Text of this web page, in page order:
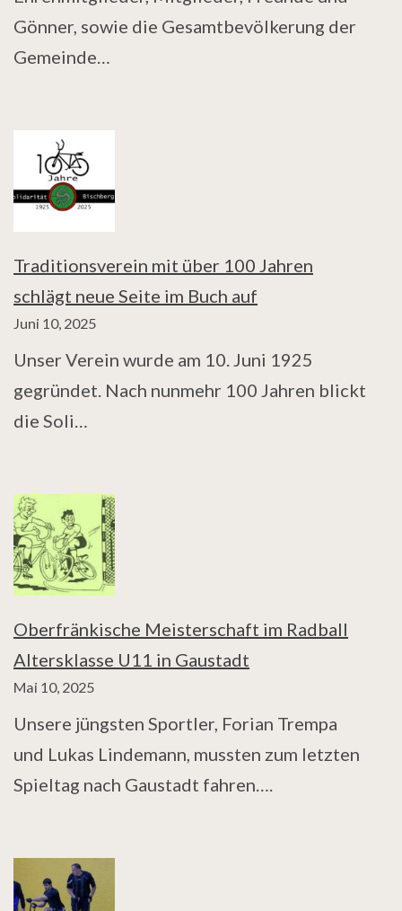
Gönner, sowie die Gesamtbevölkerung der
Gemeinde…
Traditionsverein mit über 100 Jahren
schlägt neue Seite im Buch auf
Juni 10, 2025
Unser Verein wurde am 10. Juni 1925
gegründet. Nach nunmehr 100 Jahren blickt
die Soli…
Oberfränkische Meisterschaft im Radball
Altersklasse U11 in Gaustadt
Mai 10, 2025
Unsere jüngsten Sportler, Forian Trempa
und Lukas Lindemann, mussten zum letzten
Spieltag nach Gaustadt fahren….